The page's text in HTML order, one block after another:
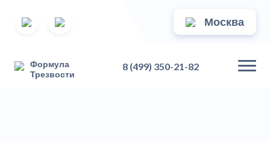
Москва
Формула
Трезвости
8 (499) 350-21-82